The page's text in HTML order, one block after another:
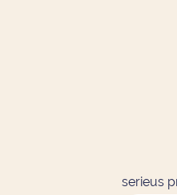
serieus